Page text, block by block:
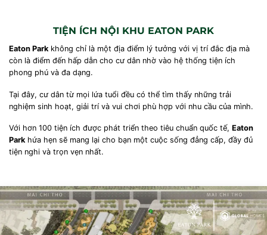
TIỆN ÍCH NỘI KHU EATON PARK
Eaton Parkkhông chỉ là một địa điểm lý tưởng với vị trí đắc địa mà
còn là điểm đến hấp dẫn cho cư dân nhờ vào hệ thống tiện ích
phong phú và đa dạng.
Tại đây, cư dân từ mọi lứa tuổi đều có thể tìm thấy những trải
nghiệm sinh hoạt, giải trí và vui chơi phù hợp với nhu cầu của mình.
Với hơn 100 tiện ích được phát triển theo tiêu chuẩn quốc tế, Eaton
Parkhứa hẹn sẽ mang lại cho bạn một cuộc sống đẳng cấp, đầy đủ
tiện nghi và trọn vẹn nhất.